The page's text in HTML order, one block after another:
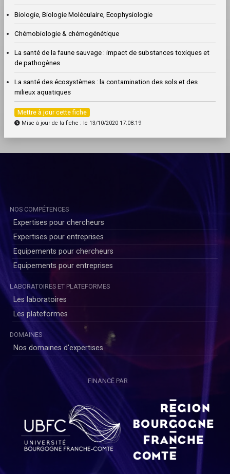
Biologie, Biologie Moléculaire, Ecophysiologie
Chémobiologie & chémogénétique
La santé de la faune sauvage : impact de substances toxiques et
de pathogènes
La santé des écosystèmes : la contamination des sols et des
milieux aquatiques
Mettre à jour cette fiche
Mise à jour de la fiche : le 13/10/2020 17:08:19
NOS COMPÉTENCES
Expertises pour chercheurs
Expertises pour entreprises
Equipements pour chercheurs
Equipements pour entreprises
LABORATOIRES ET PLATEFORMES
Les laboratoires
Les plateformes
DOMAINES
Nos domaines d'expertises
FINANCÉ PAR